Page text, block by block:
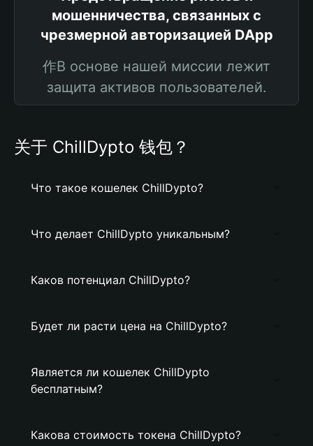
мошенничества, связанных с
чрезмерной авторизацией DApp
作В основе нашей миссии лежит
защита активов пользователей.
关于 ChillDypto 钱包？
Что такое кошелек ChillDypto?
Что делает ChillDypto уникальным?
Каков потенциал ChillDypto?
Будет ли расти цена на ChillDypto?
Является ли кошелек ChillDypto
бесплатным?
Какова стоимость токена ChillDypto?